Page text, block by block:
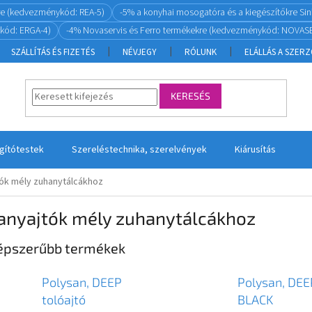
(kedvezménykód: REA-5)
-5% a konyhai mosogatóra és a kiegészítőkre
ERGA-4)
-4% Novaservis és Ferro termékekre (kedvezménykód:
SZÁLLÍTÁS ÉS FIZETÉS NÉVJEGY RÓLUNK ELÁLLÁS A
KERESÉS
Szereléstechnika, szerelvények Kiárusítás
mély zuhanytálcákhoz
mély zuhanytálcákhoz
termékek
Polysan, DEEP
tolóajtó
Polysan,
BLACK